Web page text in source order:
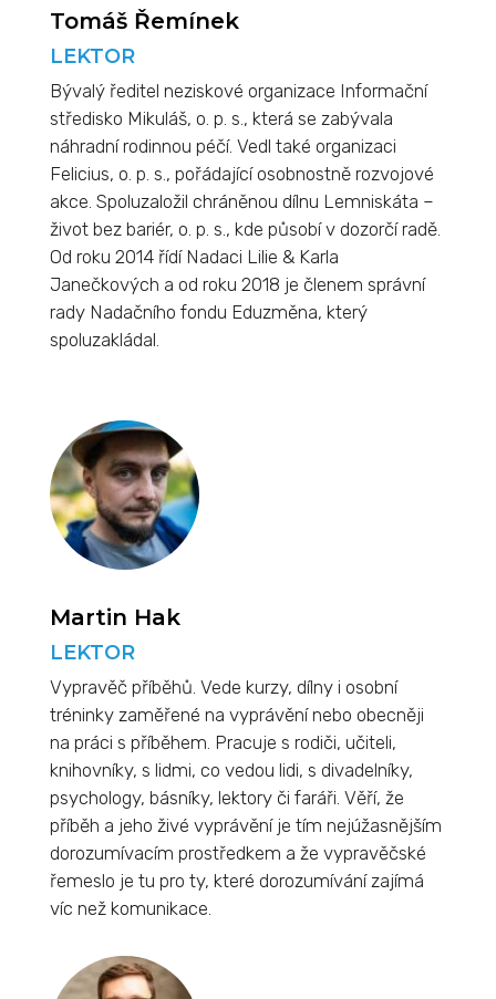
Tomáš Řemínek
LEKTOR
Bývalý ředitel neziskové organizace Informační
středisko Mikuláš, o. p. s., která se zabývala
náhradní rodinnou péčí. Vedl také organizaci
Felicius, o. p. s., pořádající osobnostně rozvojové
akce. Spoluzaložil chráněnou dílnu Lemniskáta –
život bez bariér, o. p. s., kde působí v dozorčí radě.
Od roku 2014 řídí Nadaci Lilie & Karla
Janečkových a od roku 2018 je členem správní
rady Nadačního fondu Eduzměna, který
spoluzakládal.
Martin Hak
LEKTOR
Vypravěč příběhů. Vede kurzy, dílny i osobní
tréninky zaměřené na vyprávění nebo obecněji
na práci s příběhem. Pracuje s rodiči, učiteli,
knihovníky, s lidmi, co vedou lidi, s divadelníky,
psychology, básníky, lektory či faráři. Věří, že
příběh a jeho živé vyprávění je tím nejúžasnějším
dorozumívacím prostředkem a že vypravěčské
řemeslo je tu pro ty, které dorozumívání zajímá
víc než komunikace.